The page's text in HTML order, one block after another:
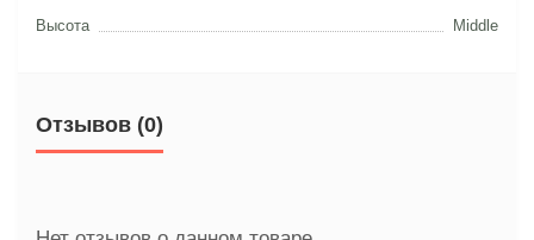
Высота Middle
Отзывов (0)